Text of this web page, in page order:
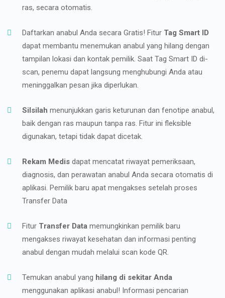
ras, secara otomatis.
Daftarkan anabul Anda secara Gratis! Fitur Tag Smart ID
dapat membantu menemukan anabul yang hilang dengan
tampilan lokasi dan kontak pemilik. Saat Tag Smart ID di-
scan, penemu dapat langsung menghubungi Anda atau
meninggalkan pesan jika diperlukan.
Silsilah menunjukkan garis keturunan dan fenotipe anabul,
baik dengan ras maupun tanpa ras. Fitur ini fleksible
digunakan, tetapi tidak dapat dicetak.
Rekam Medis dapat mencatat riwayat pemeriksaan,
diagnosis, dan perawatan anabul Anda secara otomatis di
aplikasi. Pemilik baru apat mengakses setelah proses
Transfer Data
Fitur Transfer Data memungkinkan pemilik baru
mengakses riwayat kesehatan dan informasi penting
anabul dengan mudah melalui scan kode QR.
Temukan anabul yang hilang di sekitar Anda
menggunakan aplikasi anabul! Informasi pencarian